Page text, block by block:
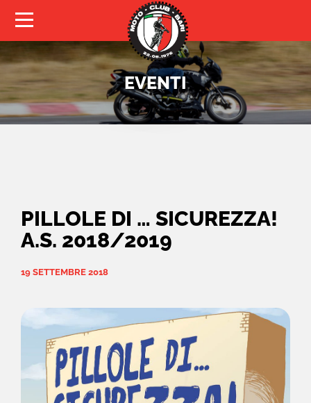
HOMEPAGE
CHI SIAMO
EDUCAZIONE STRADALE
MOTO D’EPOCA
TESSERAMENTO
LINK UTILI
FAQ
CONTATTI
EVENTI
PILLOLE DI … SICUREZZA!
A.S. 2018/2019
19 SETTEMBRE 2018